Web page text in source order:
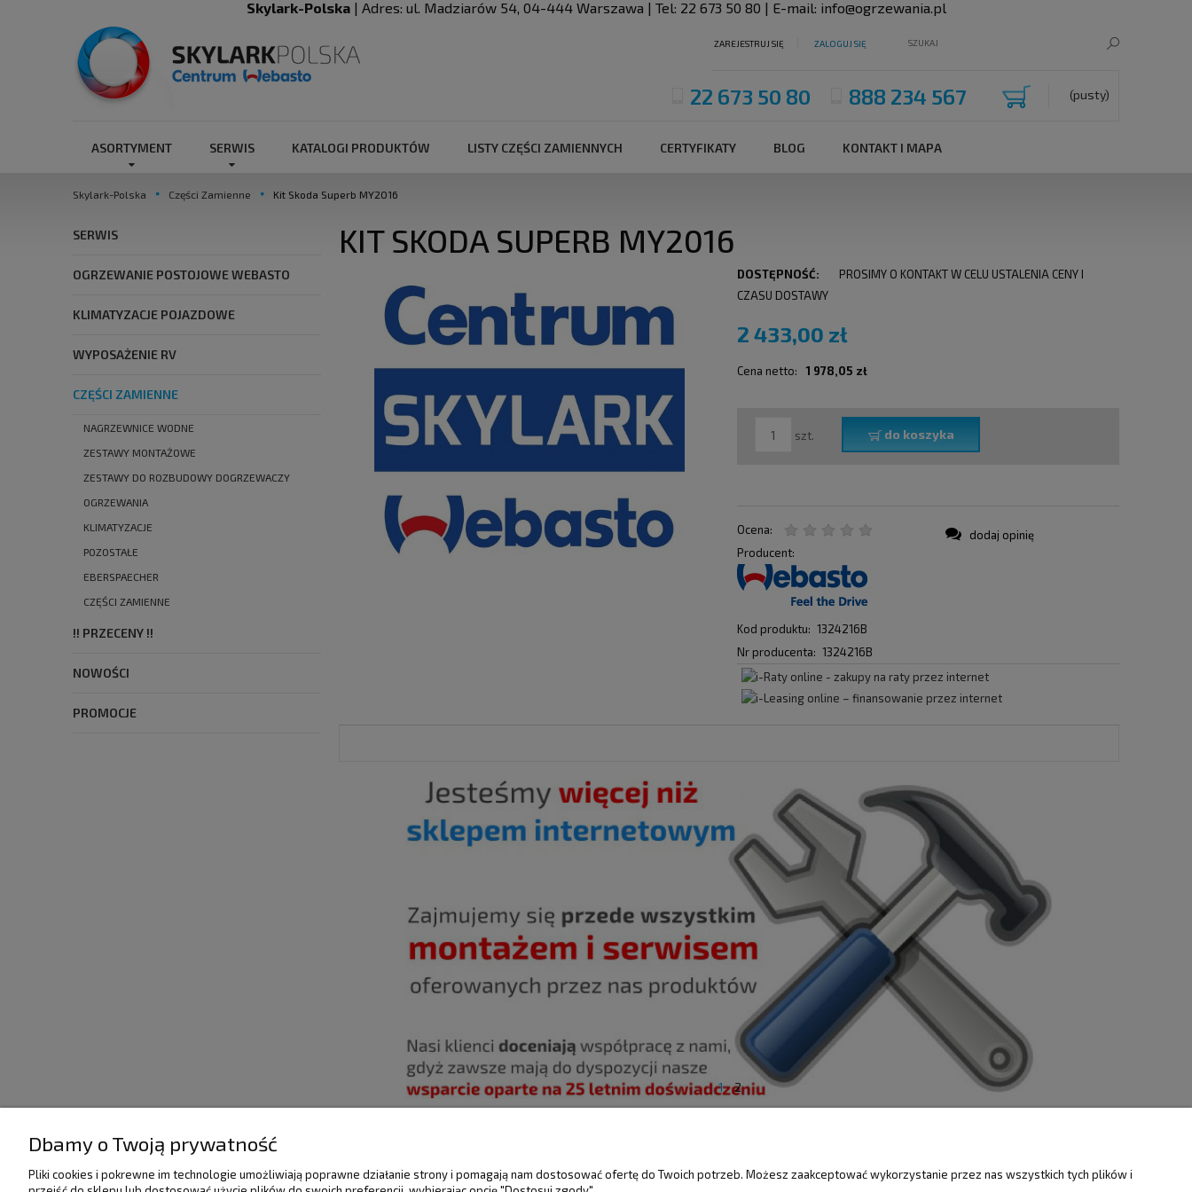
Skylark-Polska| Adres: ul. Madziarów 54, 04-444 Warszawa | Tel: 22 673 50 80 | E-mail: info@ogrzewania.pl
ZAREJESTRUJ SIĘ ZALOGUJ SIĘ
(pusty)
22 673 50 80 888 234 567
ASORTYMENT SERWIS KATALOGI PRODUKTÓW LISTY CZĘŚCI ZAMIENNYCH CERTYFIKATY BLOG KONTAKT I MAPA
Skylark-Polska Części Zamienne Kit Skoda Superb MY2016
SERWIS
OGRZEWANIE POSTOJOWE WEBASTO
KLIMATYZACJE POJAZDOWE
WYPOSAŻENIE RV
CZĘŚCI ZAMIENNE
NAGRZEWNICE WODNE
ZESTAWY MONTAŻOWE
ZESTAWY DO ROZBUDOWY DOGRZEWACZY
OGRZEWANIA
KLIMATYZACJE
POZOSTAŁE
EBERSPAECHER
CZĘŚCI ZAMIENNE
!! PRZECENY !!
NOWOŚCI
PROMOCJE
KIT SKODA SUPERB MY2016
DOSTĘPNOŚĆ:
PROSIMY O KONTAKT W CELU USTALENIA CENY I
CZASU DOSTAWY
2 433,00 zł
Cena netto: 1 978,05 zł
szt. do koszyka
Ocena:
Producent:
Kod produktu: 1324216B
Nr producenta: 1324216B
dodaj opinię
1 2
POMOC DOSTAWA I PŁATNOŚCI MOJE KONTO GWARANCJA I ZWROTY O FIRMIE
Dbamy o Twoją prywatność
Pliki cookies i pokrewne im technologie umożliwiają poprawne działanie strony i pomagają nam dostosować ofertę do Twoich potrzeb. Możesz zaakceptować wykorzystanie przez nas wszystkich tych plików i